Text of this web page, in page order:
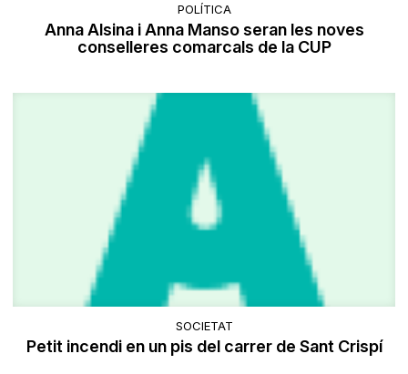
POLÍTICA
Anna Alsina i Anna Manso seran les noves
conselleres comarcals de la CUP
SOCIETAT
Petit incendi en un pis del carrer de Sant Crispí